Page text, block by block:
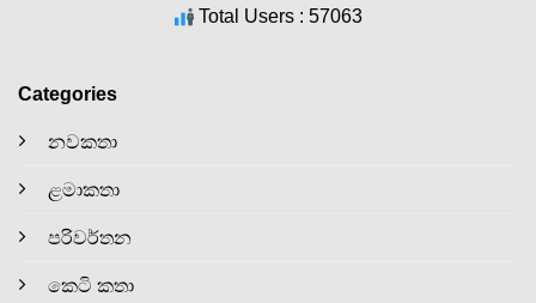
Total Users : 57063
Categories
නවකතා
ළමාකතා
පරිවර්තන
කෙටි කතා